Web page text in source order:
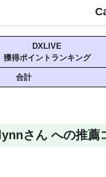
DXLIVE
獲得ポイントランキング
合計
さん への推薦